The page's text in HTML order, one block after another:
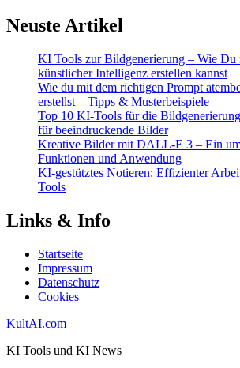
Neuste Artikel
KI Tools zur Bildgenerierung – Wie Du
künstlicher Intelligenz erstellen kannst
Wie du mit dem richtigen Prompt
erstellst – Tipps & Musterbeispiele
Top 10 KI-Tools für die
für beeindruckende Bilder
Kreative Bilder mit DALL-E 3 – Ein
Funktionen und Anwendung
KI-gestütztes Notieren: Effizienter
Tools
Links & Info
Startseite
Impressum
Datenschutz
Cookies
KultAI.com
KI Tools und KI News